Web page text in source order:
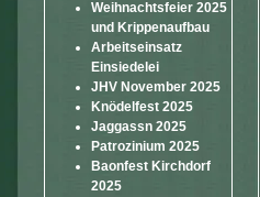
Weihnachtsfeier 2025
und Krippenaufbau
Arbeitseinsatz
Einsiedelei
JHV November 2025
Knödelfest 2025
Jaggassn 2025
Patrozinium 2025
Baonfest Kirchdorf
2025